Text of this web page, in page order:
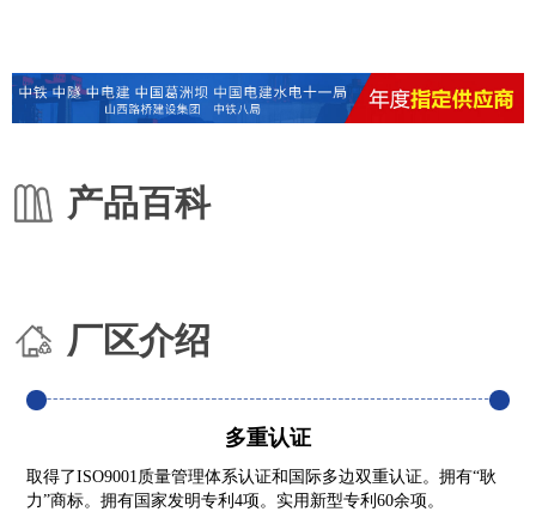
产品百科
厂区介绍
多重认证
取得了ISO9001质量管理体系认证和国际多边双重认证。拥有“耿
力”商标。拥有国家发明专利4项。实用新型专利60余项。